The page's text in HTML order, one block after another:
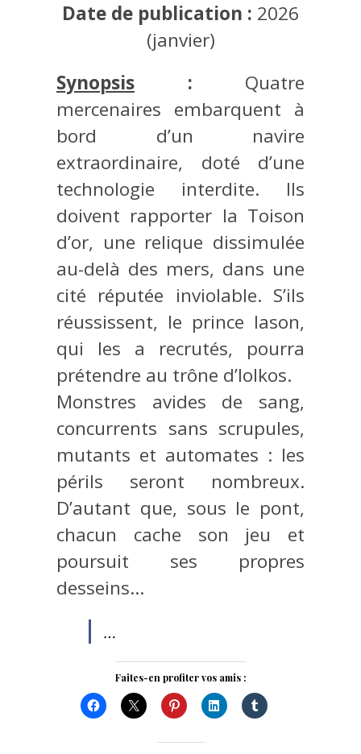
Date de publication : 2026
(janvier)
Synopsis : Quatre
mercenaires embarquent à
bord d’un navire
extraordinaire, doté d’une
technologie interdite. Ils
doivent rapporter la Toison
d’or, une relique dissimulée
au-delà des mers, dans une
cité réputée inviolable. S’ils
réussissent, le prince Iason,
qui les a recrutés, pourra
prétendre au trône d’Iolkos.
Monstres avides de sang,
concurrents sans scrupules,
mutants et automates : les
périls seront nombreux.
D’autant que, sous le pont,
chacun cache son jeu et
poursuit ses propres
desseins…
…
Faites-en profiter vos amis :